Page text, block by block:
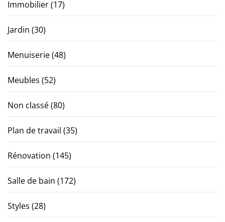
Immobilier(17)
Jardin (30)
Menuiserie(48)
Meubles (52)
Non classé(80)
Plan de travail (35)
Rénovation (145)
Salle de bain (172)
Styles (28)